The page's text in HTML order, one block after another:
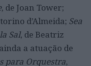
, de Joan Tower;
d’Almeida; Sea
Sal, de Beatriz
a atuação de
para Orquestra,